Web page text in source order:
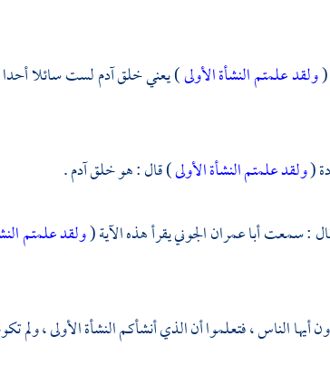
(ولقد علمتم النشأة الأولى) يعني خلق آدم لست سائلا أحدا
(ولقد علمتم النشأة الأولى) قال : هو خلقآدم.
: سمعتأبا عمران الجونييقرأ هذه الآية (ولقد علمتم
الناس ، فتعلموا أن الذي أنشأكم النشأة الأولى ، ولم